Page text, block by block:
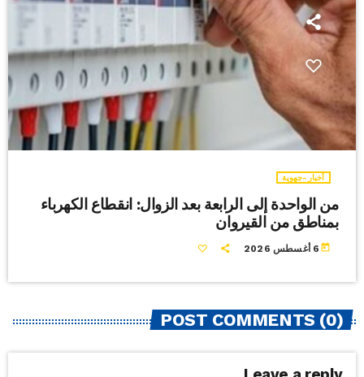
أخبار-جهوية
من الواحدة إلى الرابعة بعد الزوال: انقطاع الكهرباء
بمناطق من القيروان
today 6 أغسطس 2026
POST COMMENTS (0)